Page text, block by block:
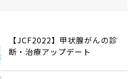
【JCF2022】甲状腺がんの診
断・治療アップデート